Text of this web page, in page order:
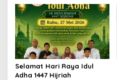
Selamat Hari Raya Idul
Adha 1447 Hijriah